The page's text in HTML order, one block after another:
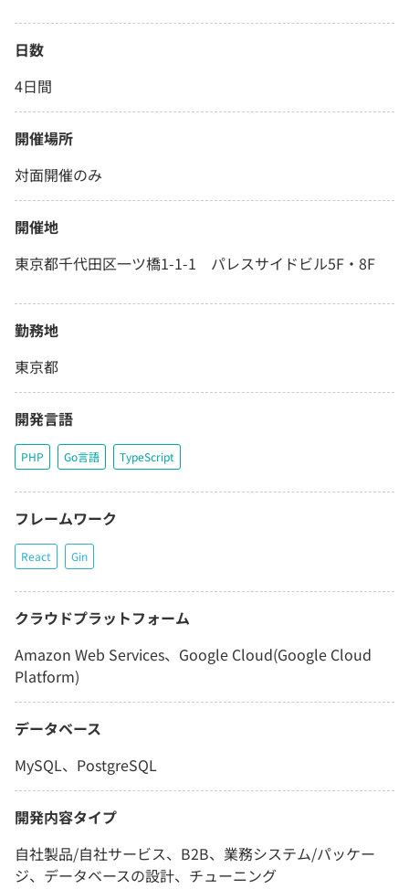
日数
4日間
開催場所
対面開催のみ
開催地
東京都千代田区一ツ橋1-1-1 パレスサイドビル5F・8F
勤務地
東京都
開発言語
PHP Go言語 TypeScript
フレームワーク
React Gin
クラウドプラットフォーム
Amazon Web Services、Google Cloud(Google Cloud
Platform)
データベース
MySQL、PostgreSQL
開発内容タイプ
自社製品/自社サービス、B2B、業務システム/パッケー
ジ、データベースの設計、チューニング